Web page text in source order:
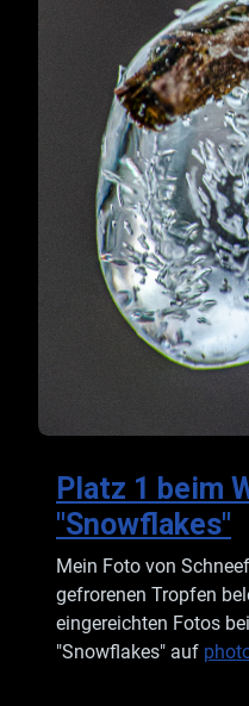
Platz 1 beim
"Snowflakes"
Mein Foto von
gefrorenen Tropfen
eingereichten Fotos
"Snowflakes" auf